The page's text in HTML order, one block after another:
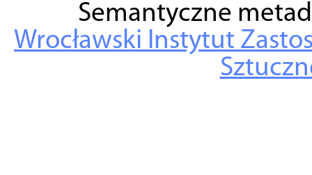
Semantyczne
Wrocławski Instytut